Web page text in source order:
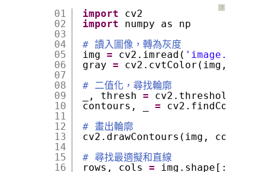
？
01
02
03
04
05
06
07
08
09
10
11
12
13
14
15
16
import
cv2
import
numpy as np
# 讀入圖像，轉為灰度
img = cv2.imread( 'image.jpg'
gray =
cv2.cvtColor(img,
# 二值化，尋找輪廓
_, thresh =
contours, _ =
# 畫出輪廓
cv2.drawContours(img,
# 尋找最適擬和直線
rows, cols = img.shape[: